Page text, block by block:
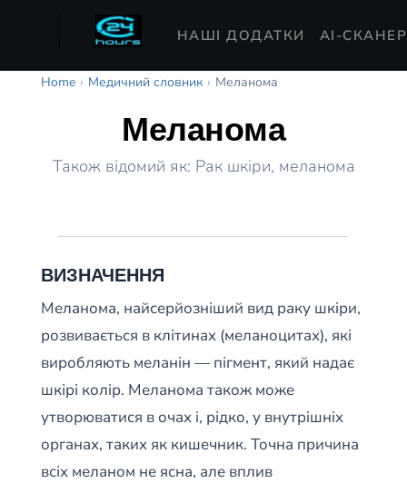
НАШІ ДОДАТКИ AI-
Home › Медичний словник › Меланома
Меланома
Також відомий як: Рак шкіри, меланома
ВИЗНАЧЕННЯ
Меланома, найсерйозніший вид раку шкіри,
розвивається в клітинах (меланоцитах), які
виробляють меланін — пігмент, який надає
шкірі колір. Меланома також може
утворюватися в очах і, рідко, у внутрішніх
органах, таких як кишечник. Точна причина
всіх меланом не ясна, але вплив